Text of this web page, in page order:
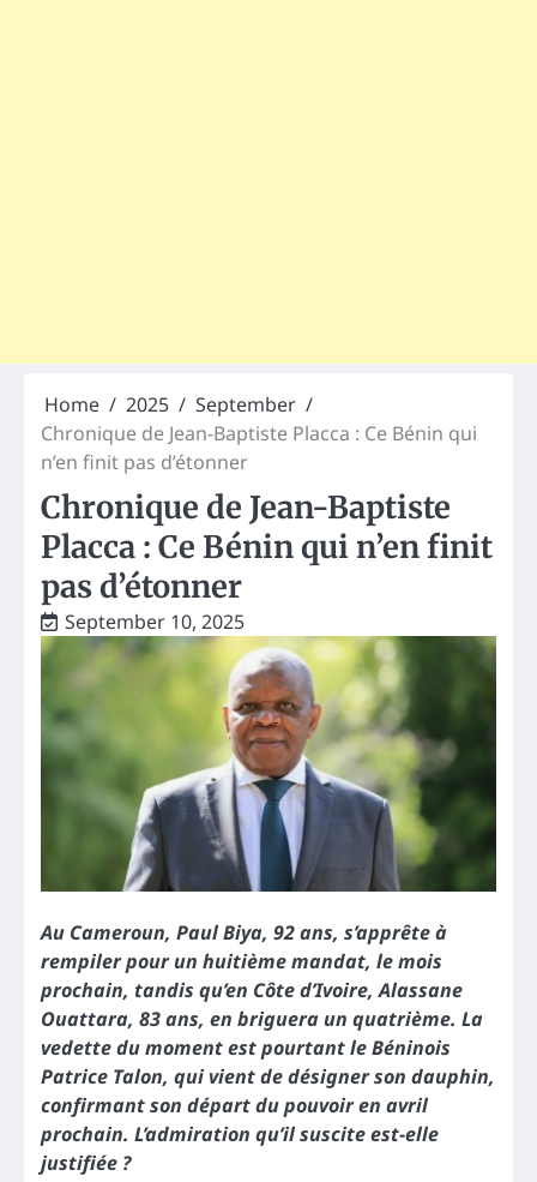
Home 2025
September
Chronique de Jean-Baptiste Placca : Ce Bénin qui
n’en finit pas d’étonner
Chronique de Jean-Baptiste
Placca : Ce Bénin qui n’en finit
pas d’étonner
September 10, 2025
Au Cameroun, Paul Biya, 92 ans, s’apprête à
rempiler pour un huitième mandat, le mois
prochain, tandis qu’en Côte d’Ivoire, Alassane
Ouattara, 83 ans, en briguera un quatrième. La
vedette du moment est pourtant le Béninois
Patrice Talon, qui vient de désigner son dauphin,
confirmant son départ du pouvoir en avril
prochain. L’admiration qu’il suscite est-elle
justifiée ?